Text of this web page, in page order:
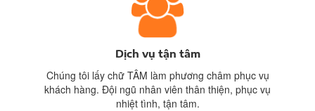
Dịch vụ tận tâm
Chúng tôi lấy chữ TÂM làm phương châm phục vụ
khách hàng. Đội ngũ nhân viên thân thiện, phục vụ
nhiệt tình, tận tâm.